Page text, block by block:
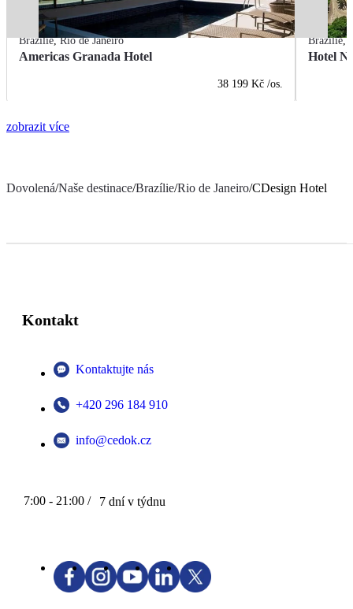
Brazílie,Rio de Janeiro
Americas Granada Hotel
38 199 Kč /os.
Brazílie,
Hotel
zobrazit více
Dovolená/Naše destinace/Brazílie/Rio de Janeiro/CDesign Hotel
Kontakt
Kontaktujte nás
+420 296 184 910
info@cedok.cz
7:00 - 21:00 / 7 dní v týdnu